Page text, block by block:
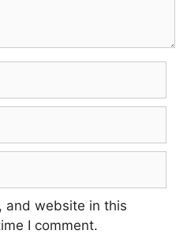
and website in this
I comment.